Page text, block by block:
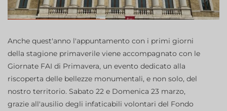
Anche quest'anno l'appuntamento con i primi giorni
della stagione primaverile viene accompagnato con le
Giornate FAI di Primavera, un evento dedicato alla
riscoperta delle bellezze monumentali, e non solo, del
nostro territorio. Sabato 22 e Domenica 23 marzo,
grazie all'ausilio degli infaticabili volontari del Fondo